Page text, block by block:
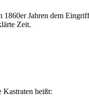
Jahren dem
Zeit.
heißt: